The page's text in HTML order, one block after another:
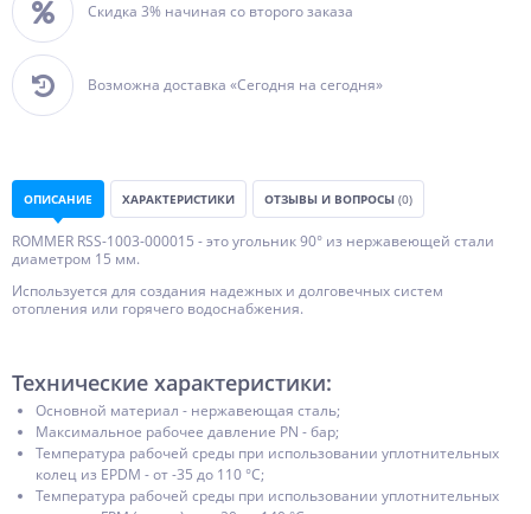
Скидка 3% начиная со второго заказа
Возможна доставка «Сегодня на сегодня»
ОПИСАНИЕ ХАРАКТЕРИСТИКИ ОТЗЫВЫ И ВОПРОСЫ (0)
ROMMER RSS-1003-000015 - это угольник 90° из нержавеющей стали
диаметром 15 мм.
Используется для создания надежных и долговечных систем
отопления или горячего водоснабжения.
Технические характеристики:
Основной материал - нержавеющая сталь;
Максимальное рабочее давление PN - бар;
Температура рабочей среды при использовании уплотнительных
колец из EPDM - от -35 до 110 °С;
Температура рабочей среды при использовании уплотнительных